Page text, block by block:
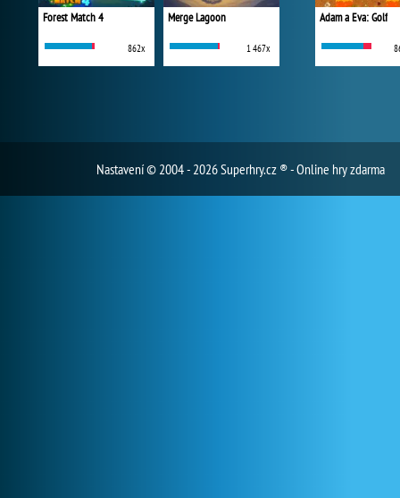
Forest Match 4
862x
Merge Lagoon
1 467x
Adam a Eva: Golf
Nastavení© 2004 - 2026 Superhry.cz ® - Online hry zdarma